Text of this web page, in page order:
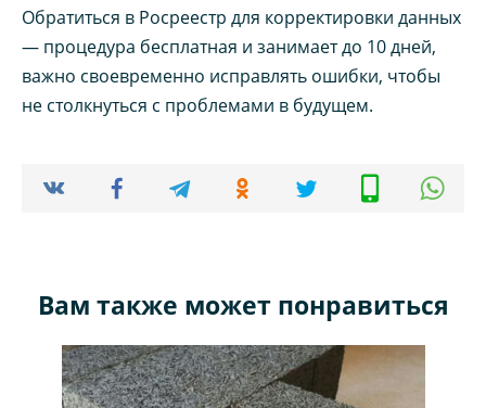
Обратиться в Росреестр для корректировки данных
— процедура бесплатная и занимает до 10 дней,
важно своевременно исправлять ошибки, чтобы
не столкнуться с проблемами в будущем.
Вам также может понравиться